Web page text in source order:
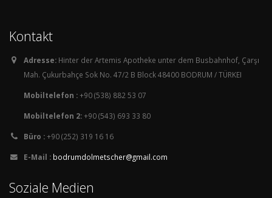
Kontakt
Adresse: Hinter der Artemis Apotheke unter dem Busbahnhof, Çarşı
Mah. Çukurbahçe Sok No. 47/2 B Block 48400 BODRUM / TÜRKEI
Mobiltelefon :+90 (538) 882 53 07
Mobiltelefon 2:+90 (543) 693 33 80
Büro :+90 (252) 319 16 16
E-Mail : bodrumdolmetscher@gmail.com
Soziale Medien